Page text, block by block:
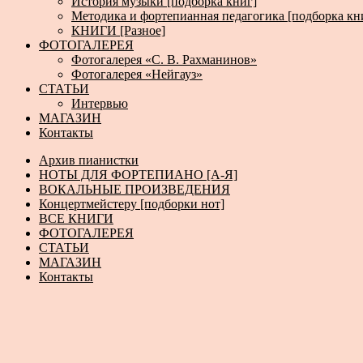
Методика и фортепианная педагогика [подборка
КНИГИ [Разное]
ФОТОГАЛЕРЕЯ
Фотогалерея «С. В. Рахманинов»
Фотогалерея «Нейгауз»
СТАТЬИ
Интервью
МАГАЗИН
Контакты
Архив пианистки
НОТЫ ДЛЯ ФОРТЕПИАНО [А-Я]
ВОКАЛЬНЫЕ ПРОИЗВЕДЕНИЯ
Концертмейстеру [подборки нот]
ВСЕ КНИГИ
ФОТОГАЛЕРЕЯ
СТАТЬИ
МАГАЗИН
Контакты